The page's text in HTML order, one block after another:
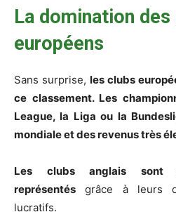
La domination des
européens
Sans surprise, les clubs
ce classement. Les
League, la Liga ou la
mondiale et des revenus très
Les clubs anglais sont
représentés grâce à leurs
lucratifs.